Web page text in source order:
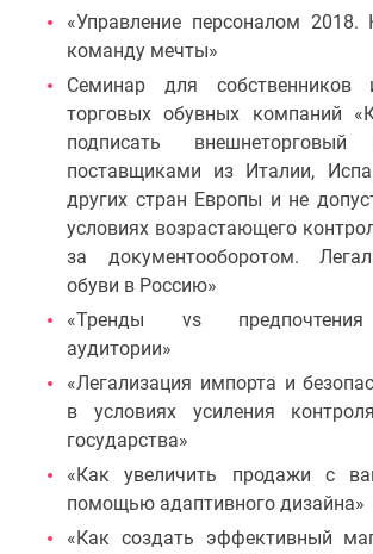
«Управление персоналом 2018.
команду мечты»
Семинар для собственников
торговых обувных компаний
подписать
поставщиками из Италии,
других стран Европы и не
условиях возрастающего
за документооборотом.
обуви в Россию»
«Тренды vs предпочтения
аудитории»
«Легализация импорта и
в условиях усиления
государства»
«Как увеличить продажи с
помощью адаптивного дизайна»
«Как создать эффективный